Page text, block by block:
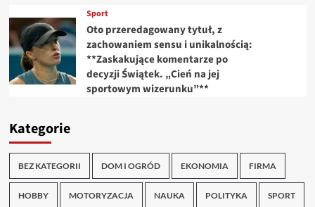
Sport
Oto przeredagowany tytuł, z
zachowaniem sensu i unikalnością:
**Zaskakujące komentarze po
decyzji Świątek. „Cień na jej
sportowym wizerunku”**
Kategorie
BEZ KATEGORII DOM I OGRÓD EKONOMIA FIRMA
HOBBY MOTORYZACJA NAUKA POLITYKA SPORT